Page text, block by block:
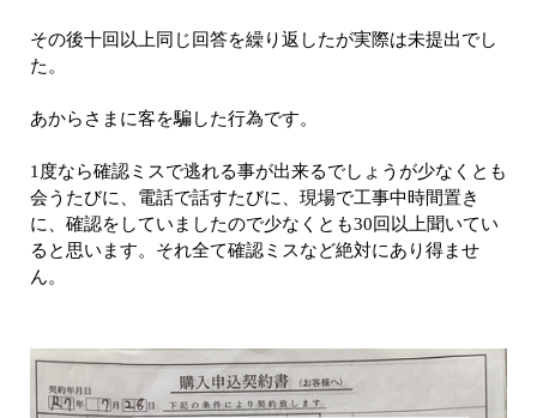
その後十回以上同じ回答を繰り返したが実際は未提出でし
た。
あからさまに客を騙した行為です。
1度なら確認ミスで逃れる事が出来るでしょうが少なくとも
会うたびに、電話で話すたびに、現場で工事中時間置き
に、確認をしていましたので少なくとも30回以上聞いてい
ると思います。それ全て確認ミスなど絶対にあり得ませ
ん。